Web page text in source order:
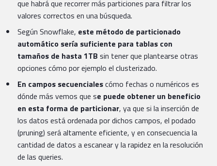
que habrá que recorrer más particiones para filtrar los
valores correctos en una búsqueda.
Según Snowflake, este método de particionado
automático sería suficiente para tablas con
tamaños de hasta 1TB sin tener que plantearse otras
opciones cómo por ejemplo el clusterizado.
En campos secuencialescómo fechas o numéricos es
dónde más vemos que se puede obtener un beneficio
en esta forma de particionar, ya que si la inserción de
los datos está ordenada por dichos campos, el podado
(pruning) será altamente eficiente, y en consecuencia la
cantidad de datos a escanear y la rapidez en la resolución
de las queries.